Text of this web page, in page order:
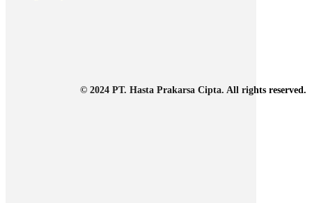
© 2024 PT. Hasta Prakarsa Cipta. All rights reserved.